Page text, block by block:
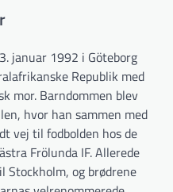
januar 1992 i Göteborg
Republik med
mor. Barndommen blev
hvor han sammen med
vej til fodbolden hos de
Frölunda IF. Allerede
og brødrene